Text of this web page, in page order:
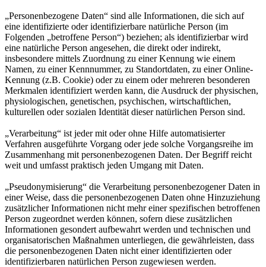
„Personenbezogene Daten“ sind alle Informationen, die sich auf
eine identifizierte oder identifizierbare natürliche Person (im
Folgenden „betroffene Person“) beziehen; als identifizierbar wird
eine natürliche Person angesehen, die direkt oder indirekt,
insbesondere mittels Zuordnung zu einer Kennung wie einem
Namen, zu einer Kennnummer, zu Standortdaten, zu einer Online-
Kennung (z.B. Cookie) oder zu einem oder mehreren besonderen
Merkmalen identifiziert werden kann, die Ausdruck der physischen,
physiologischen, genetischen, psychischen, wirtschaftlichen,
kulturellen oder sozialen Identität dieser natürlichen Person sind.
„Verarbeitung“ ist jeder mit oder ohne Hilfe automatisierter
Verfahren ausgeführte Vorgang oder jede solche Vorgangsreihe im
Zusammenhang mit personenbezogenen Daten. Der Begriff reicht
weit und umfasst praktisch jeden Umgang mit Daten.
„Pseudonymisierung“ die Verarbeitung personenbezogener Daten in
einer Weise, dass die personenbezogenen Daten ohne Hinzuziehung
zusätzlicher Informationen nicht mehr einer spezifischen betroffenen
Person zugeordnet werden können, sofern diese zusätzlichen
Informationen gesondert aufbewahrt werden und technischen und
organisatorischen Maßnahmen unterliegen, die gewährleisten, dass
die personenbezogenen Daten nicht einer identifizierten oder
identifizierbaren natürlichen Person zugewiesen werden.